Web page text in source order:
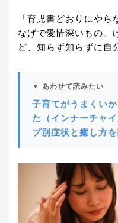
「育児書どおりにや
なげで愛情深いもの。
ど、知らず知らずに自
▼ あわせて読みたい
子育てがうまくい
た（インナーチャ
プ別症状と癒し方